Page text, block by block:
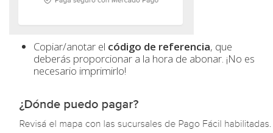
Copiar/anotar el código de referencia, que
deberás proporcionar a la hora de abonar. ¡No es
necesario imprimirlo!